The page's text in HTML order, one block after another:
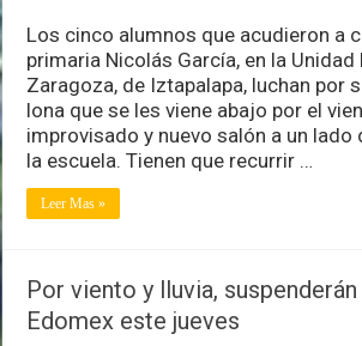
cesada
da
clases
en
la
banqueta
Los cinco alumnos que acudieron a
primaria Nicolás García, en la Unidad
Zaragoza, de Iztapalapa, luchan por
lona que se les viene abajo por el
improvisado y nuevo salón a un lado
la escuela. Tienen que recurrir …
Leer Mas »
Por viento y lluvia,
Edomex este jueves